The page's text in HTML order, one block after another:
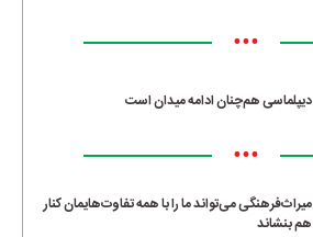
•••
دیپلماسی هم‌چنان ادامه میدان است
•••
میراث‌فرهنگی می‌تواند ما را با همه تفاوت‌هایمان کنار
هم بنشاند